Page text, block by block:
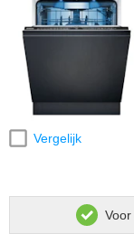
Vergelijk
Voor